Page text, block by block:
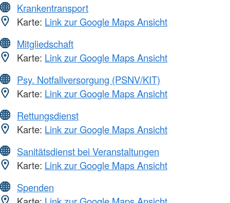
Krankentransport
Karte: Link zur Google Maps Ansicht
Mitgliedschaft
Karte: Link zur Google Maps Ansicht
Psy. Notfallversorgung (PSNV/KIT)
Karte: Link zur Google Maps Ansicht
Rettungsdienst
Karte: Link zur Google Maps Ansicht
Sanitätsdienst bei Veranstaltungen
Karte: Link zur Google Maps Ansicht
Spenden